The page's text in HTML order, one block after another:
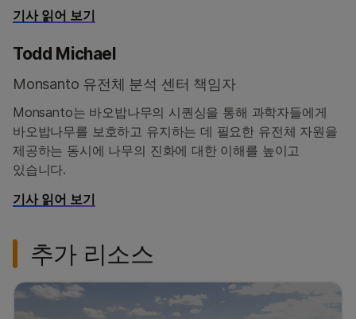
기사 읽어 보기
Todd Michael
Monsanto 유전체 분석 센터 책임자
Monsanto는 바오밥나무의 시퀀싱을 통해 과학자들에게
바오밥나무를 보호하고 유지하는 데 필요한 유전체 자원을
제공하는 동시에 나무의 진화에 대한 이해를 높이고
있습니다.
기사 읽어 보기
추가 리소스